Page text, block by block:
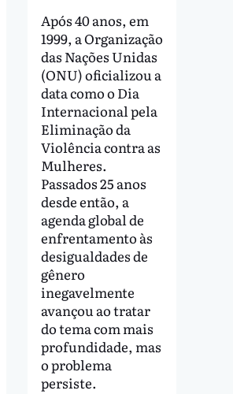
Após 40 anos, em
1999, a Organização
das Nações Unidas
(ONU) oficializou a
data como o Dia
Internacional pela
Eliminação da
Violência contra as
Mulheres.
Passados 25 anos
desde então, a
agenda global de
enfrentamento às
desigualdades de
gênero
inegavelmente
avançou ao tratar
do tema com mais
profundidade, mas
o problema
persiste.